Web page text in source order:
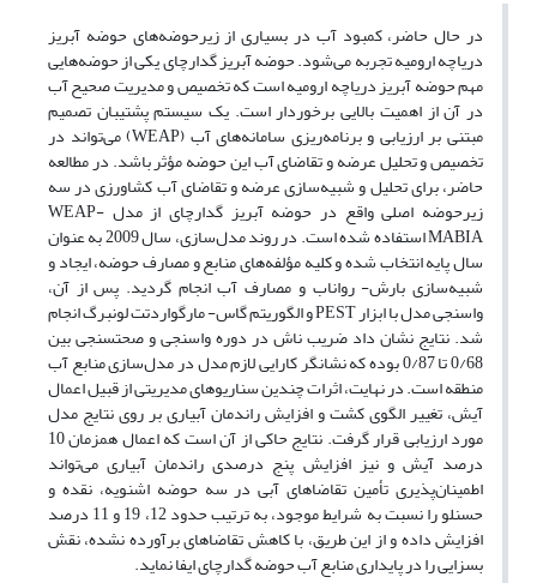
در حال حاضر، کمبود آب در بسیاری از زیرحوضه‌های حوضه آبریز
دریاچه ارومیه تجربه می‌­شود. حوضه آبریز گدارچای یکی از حوضه‌هایی
مهم حوضه آبریز دریاچه ارومیه است که تخصیص و مدیریت صحیح آب
در آن از اهمیت بالایی برخوردار است. یک سیستم پشتیبان تصمیم
مبتنی بر ارزیابی و برنامه‌ریزی سامانه‌های آب (WEAP) می‌­تواند در
تخصیص و تحلیل عرضه و تقاضای آب این حوضه مؤثر باشد. در مطالعه
حاضر، برای تحلیل و شبیه‌سازی عرضه و تقاضای آب کشاورزی در سه
زیرحوضه اصلی واقع در حوضه آبریز گدارچای از مدل WEAP-
MABIA استفاده‌ شده است. در روند مدل‌سازی، سال 2009 به عنوان
سال پایه انتخاب ‌شده و کلیه مؤلفه‌­های منابع و مصارف حوضه، ایجاد و
شبیه‌سازی بارش- رواناب و مصارف آب انجام گردید. پس از آن،
واسنجی مدل با ابزار PEST و الگوریتم گاس- مارگواردتت لونبرگ انجام
شد. نتایج نشان داد ضریب ناش در دوره واسنجی و صحت­سنجی بین
0/68 تا 0/87 بوده که نشانگر کارایی لازم مدل در مدل‌سازی منابع آب
منطقه است. در نهایت، اثرات چندین سناریوهای مدیریتی از قبیل اعمال
آیش، تغییر الگوی کشت و افزایش راندمان آبیاری بر روی نتایج مدل
مورد ارزیابی قرار گرفت. نتایج حاکی از آن است که اعمال همزمان 10
درصد آیش و نیز افزایش پنج درصدی راندمان آبیاری می­‌تواند
اطمینان‌­پذیری تأمین تقاضاهای آبی در سه حوضه اشنویه، نقده و
حسنلو را نسبت به شرایط موجود، به ترتیب حدود 12، 19 و 11 درصد
افزایش داده و از این طریق، با کاهش تقاضاهای برآورده نشده، نقش
بسزایی را در پایداری منابع آب حوضه گدارچای ایفا نماید.